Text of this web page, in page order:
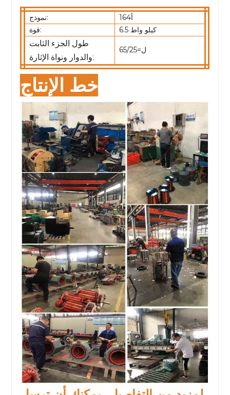
نموذج:
164أ
قوة:
6.5 كيلو واط
طول الجزء الثابت
والدوار ونواة الإثارة:
ل=65/25
خط الإنتاج